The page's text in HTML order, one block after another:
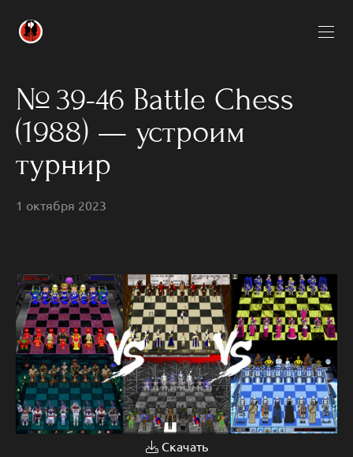
№ 39-46 Battle Chess
(1988) — устроим
турнир
1 октября 2023
Скачать